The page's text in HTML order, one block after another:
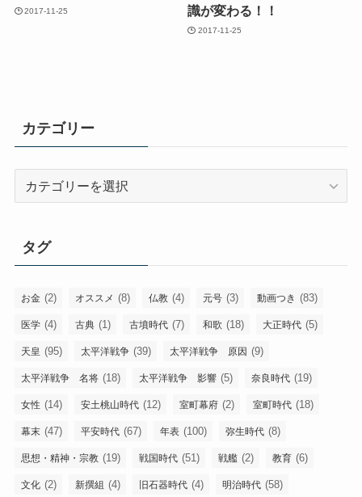
2017-11-25
識が変わる！！
2017-11-25
カテゴリー
ー
タグ
お金 (2) オススメ (8) 仏教 (4) 元号 (3) 動画つき (83)
医学 (4) 古典 (1) 古墳時代 (7) 和歌 (18) 大正時代 (5)
天皇 (95) 太平洋戦争 (39) 太平洋戦争 原因 (9)
太平洋戦争 名将 (18) 太平洋戦争 影響 (5) 奈良時代 (19)
女性 (14) 安土桃山時代 (12) 室町幕府 (2) 室町時代 (18)
幕末 (47) 平安時代 (67) 年表 (100) 弥生時代 (8)
思想・精神・宗教 (19) 戦国時代 (51) 戦艦 (2) 教育 (6)
文化 (2) 新撰組 (4) 旧石器時代 (4) 明治時代 (58)